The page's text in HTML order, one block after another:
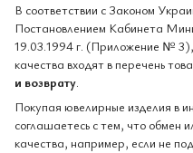
В соответствии с Законом
Постановлением Кабинета
19.03.1994 г. (Приложение №
качества входят в перечень
и возврату.
Покупая ювелирные изделия в
соглашаетесь с тем, что обмен
качества, например, если не